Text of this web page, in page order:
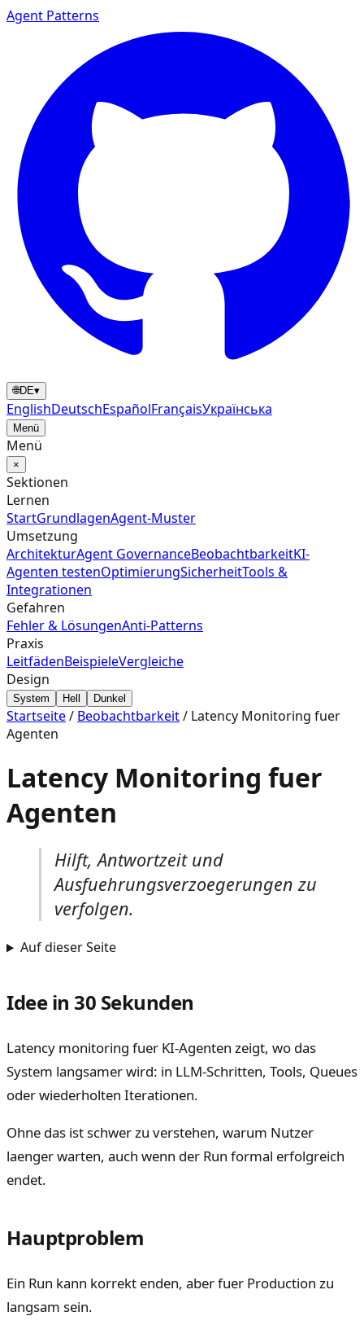
Agent Patterns
🌐DE▾
EnglishDeutschEspañolFrançaisУкраїнська
Menü
Menü
×
Sektionen
Lernen
StartGrundlagenAgent‑Muster
Umsetzung
ArchitekturAgent GovernanceBeobachtbarkeitKI-
Agenten testenOptimierungSicherheitTools &
Integrationen
Gefahren
Fehler & LösungenAnti-Patterns
Praxis
LeitfädenBeispieleVergleiche
Design
System Hell Dunkel
Startseite/ Beobachtbarkeit/ Latency Monitoring fuer
Agenten
Latency Monitoring fuer
Agenten
Hilft, Antwortzeit und
Ausfuehrungsverzoegerungen zu
verfolgen.
Auf dieser Seite
Idee in 30 Sekunden
Latency monitoring fuer KI-Agenten zeigt, wo das
System langsamer wird: in LLM-Schritten, Tools, Queues
oder wiederholten Iterationen.
Ohne das ist schwer zu verstehen, warum Nutzer
laenger warten, auch wenn der Run formal erfolgreich
endet.
Hauptproblem
Ein Run kann korrekt enden, aber fuer Production zu
langsam sein.